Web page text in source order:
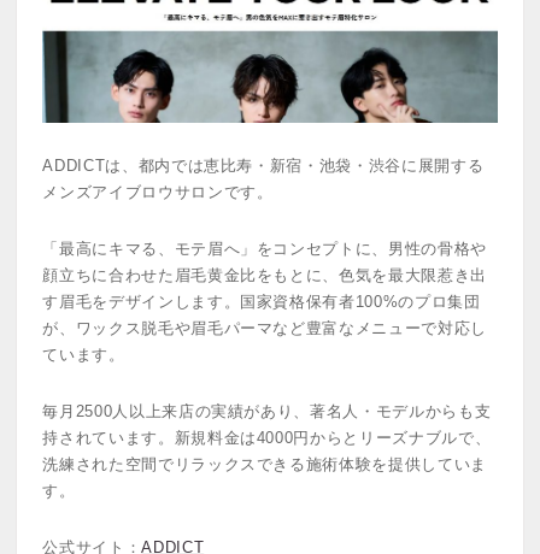
ADDICTは、都内では恵比寿・新宿・池袋・渋谷に展開する
メンズアイブロウサロンです。
「最高にキマる、モテ眉へ」をコンセプトに、男性の骨格や
顔立ちに合わせた眉毛黄金比をもとに、色気を最大限惹き出
す眉毛をデザインします。国家資格保有者100%のプロ集団
が、ワックス脱毛や眉毛パーマなど豊富なメニューで対応し
ています。
毎月2500人以上来店の実績があり、著名人・モデルからも支
持されています。新規料金は4000円からとリーズナブルで、
洗練された空間でリラックスできる施術体験を提供していま
す。
公式サイト：ADDICT